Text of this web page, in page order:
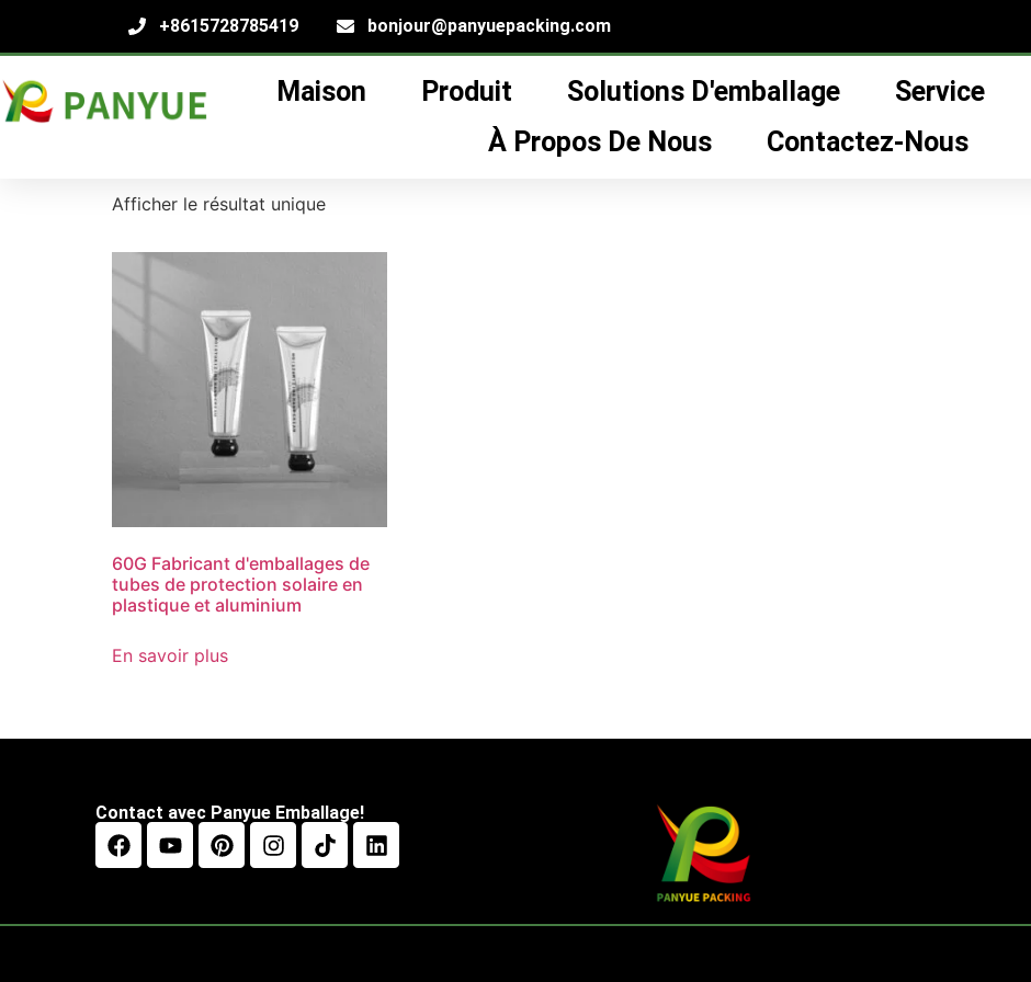
+8615728785419 bonjour@panyuepacking.com
Maison Produit Solutions D'emballage Service
À Propos De Nous
Contactez-Nous
Maison / produit / Produits identifiés "usine d'emballage de tubes de crème solaire”
usine d'emballage de tubes de crème solaire
Afficher le résultat unique
60G Fabricant d'emballages de
tubes de protection solaire en
plastique et aluminium
En savoir plus
Contact avec Panyue Emballage!